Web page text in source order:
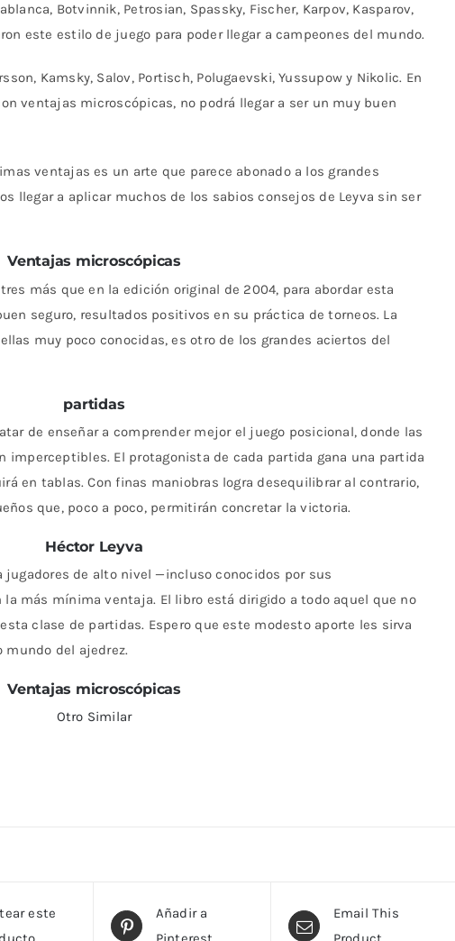
Botvinnik, Petrosian, Spassky, Fischer, Karpov, Kasparov,
este estilo de juego para poder llegar a campeones del mundo.
Kamsky, Salov, Portisch, Polugaevski, Yussupow y Nikolic. En
ventajas microscópicas, no podrá llegar a ser un muy buen
ventajas es un arte que parece abonado a los grandes
llegar a aplicar muchos de los sabios consejos de Leyva sin ser
Ventajas microscópicas
más que en la edición original de 2004, para abordar esta
seguro, resultados positivos en su práctica de torneos. La
muy poco conocidas, es otro de los grandes aciertos del
partidas
de enseñar a comprender mejor el juego posicional, donde las
imperceptibles. El protagonista de cada partida gana una partida
en tablas. Con finas maniobras logra desequilibrar al contrario,
que, poco a poco, permitirán concretar la victoria.
Héctor Leyva
jugadores de alto nivel —incluso conocidos por sus
más mínima ventaja. El libro está dirigido a todo aquel que no
clase de partidas. Espero que este modesto aporte les sirva
mundo del ajedrez.
Ventajas microscópicas
Otro Similar
este
Añadir a
Email This